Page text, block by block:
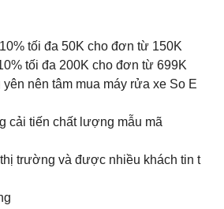
tối đa 50K cho đơn từ 150K
tối đa 200K cho đơn từ 699K
nên tâm mua máy rửa xe So E
cải tiến chất lượng mẫu mã
trường và được nhiều khách tin t